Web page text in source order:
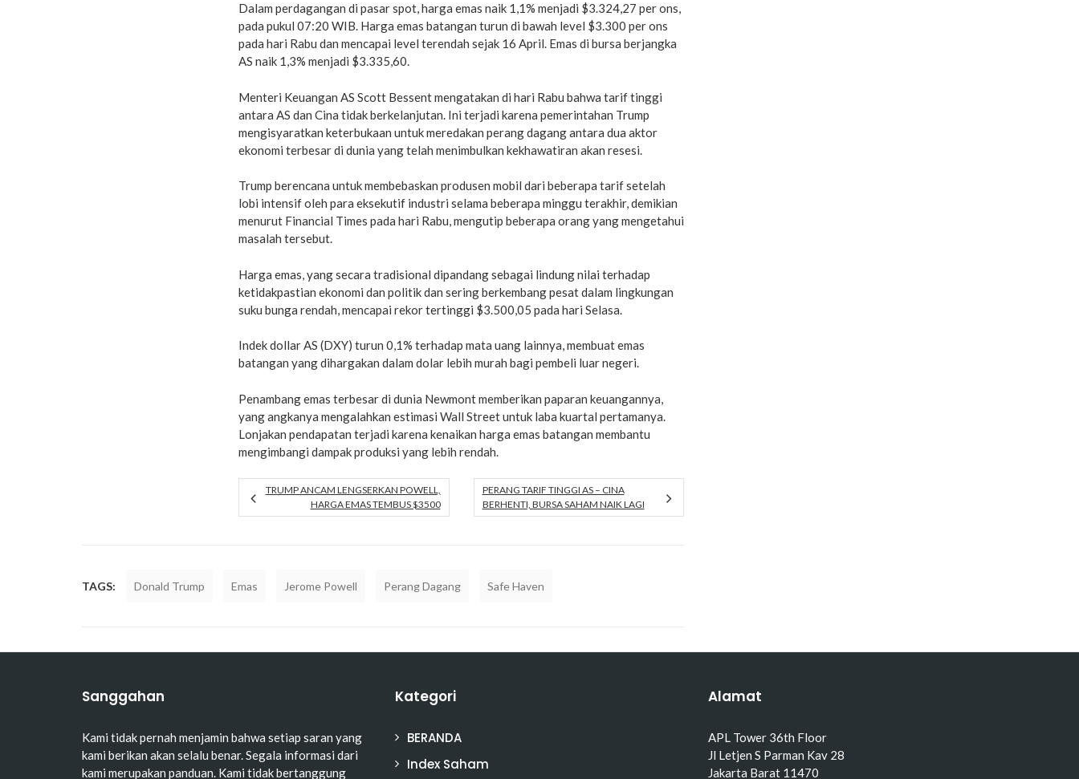
Dalam perdagangan di pasar spot, harga emas naik 1,1% menjadi $3.324,27 per ons,
pada pukul 07:20 WIB. Harga emas batangan turun di bawah level $3.300 per ons
pada hari Rabu dan mencapai level terendah sejak 16 April. Emas di bursa berjangka
AS naik 1,3% menjadi $3.335,60.
Menteri Keuangan AS Scott Bessent mengatakan di hari Rabu bahwa tarif tinggi
antara AS dan Cina tidak berkelanjutan. Ini terjadi karena pemerintahan Trump
mengisyaratkan keterbukaan untuk meredakan perang dagang antara dua aktor
ekonomi terbesar di dunia yang telah menimbulkan kekhawatiran akan resesi.
Trump berencana untuk membebaskan produsen mobil dari beberapa tarif setelah
lobi intensif oleh para eksekutif industri selama beberapa minggu terakhir, demikian
menurut Financial Times pada hari Rabu, mengutip beberapa orang yang mengetahui
masalah tersebut.
Harga emas, yang secara tradisional dipandang sebagai lindung nilai terhadap
ketidakpastian ekonomi dan politik dan sering berkembang pesat dalam lingkungan
suku bunga rendah, mencapai rekor tertinggi $3.500,05 pada hari Selasa.
Indek dollar AS (DXY) turun 0,1% terhadap mata uang lainnya, membuat emas
batangan yang dihargakan dalam dolar lebih murah bagi pembeli luar negeri.
Penambang emas terbesar di dunia Newmont memberikan paparan keuangannya,
yang angkanya mengalahkan estimasi Wall Street untuk laba kuartal pertamanya.
Lonjakan pendapatan terjadi karena kenaikan harga emas batangan membantu
mengimbangi dampak produksi yang lebih rendah.
TRUMP ANCAM LENGSERKAN POWELL,
HARGA EMAS TEMBUS $3500
PERANG TARIF TINGGI AS – CINA
BERHENTI, BURSA SAHAM NAIK LAGI
TAGS: Donald Trump Emas Jerome Powell Perang Dagang Safe Haven
Sanggahan
Kami tidak pernah menjamin bahwa setiap saran yang
kami berikan akan selalu benar. Segala informasi dari
kami merupakan panduan. Kami tidak bertanggung
Kategori
BERANDA
Index Saham
Alamat
APL Tower 36th Floor
Jl Letjen S Parman Kav 28
Jakarta Barat 11470